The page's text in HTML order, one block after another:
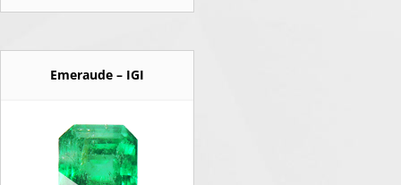
Emeraude – IGI